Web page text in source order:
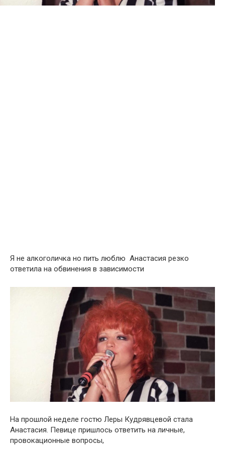
Я не алкоголичка но пить люблю Анастасия резко
ответила на обвинения в зависимости
На прошлой неделе гостю Леры Кудрявцевой стала
Анастасия. Певице пришлось ответить на личные,
провокационные вопросы,